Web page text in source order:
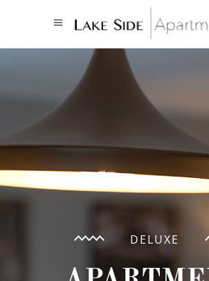
DELUXE